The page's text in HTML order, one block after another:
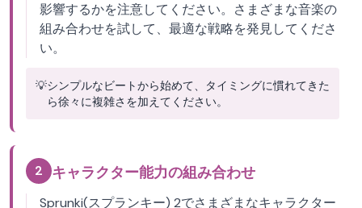
影響するかを注意してください。さまざまな音楽の
組み合わせを試して、最適な戦略を発見してくださ
い。
💡シンプルなビートから始めて、タイミングに慣れてきた
ら徐々に複雑さを加えてください。
2 キャラクター能力の組み合わせ
Sprunki(スプランキー) 2でさまざまなキャラクター